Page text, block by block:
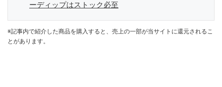
ーディップはストック必至
※記事内で紹介した商品を購入すると、売上の一部が当サイトに還元されるこ
とがあります。